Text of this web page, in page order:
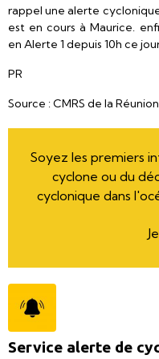
rappel une alerte
est en cours à Maurice.
en Alerte 1 depuis 10h ce
PR
Source : CMRS de la
Soyez les premiers
cyclone ou du
cyclonique dans
Service alerte de